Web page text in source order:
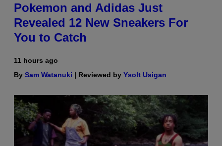
Pokemon and Adidas Just
Revealed 12 New Sneakers For
You to Catch
11 hours ago
By Sam Watanuki | Reviewed by Ysolt Usigan